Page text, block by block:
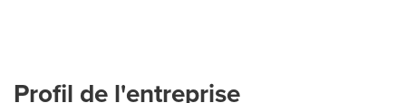
Profil de l'entreprise